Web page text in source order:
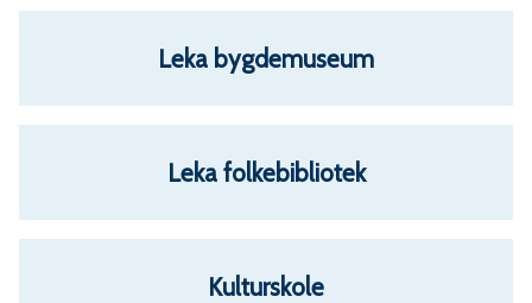
m
m
u
n
e
Leka bygdemuseum
Leka folkebibliotek
Kulturskole